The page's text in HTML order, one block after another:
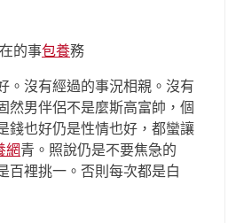
的事包養務
。沒有經過的事況相親。沒有
然男伴侶不是麼斯高富帥，個
錢也好仍是性情也好，都蠻讓
網青。照說仍是不要焦急的
百裡挑一。否則每次都是白